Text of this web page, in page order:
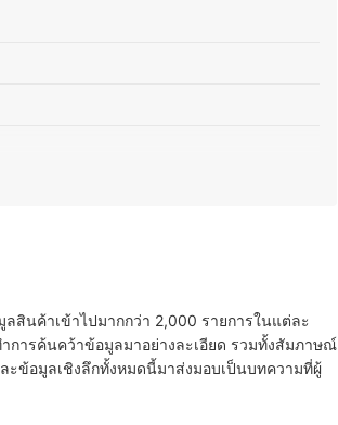
ากับการแต่งห้องได้ทุกสไตล์
สินค้าเข้าไปมากกว่า 2,000 รายการในแต่ละ
การค้นคว้าข้อมูลมาอย่างละเอียด รวมทั้งสัมภาษณ์
ข้อมูลเชิงลึกทั้งหมดนี้มาส่งมอบเป็นบทความที่ผู้